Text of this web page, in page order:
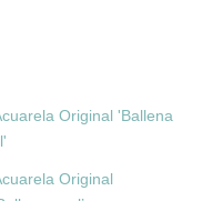
Original